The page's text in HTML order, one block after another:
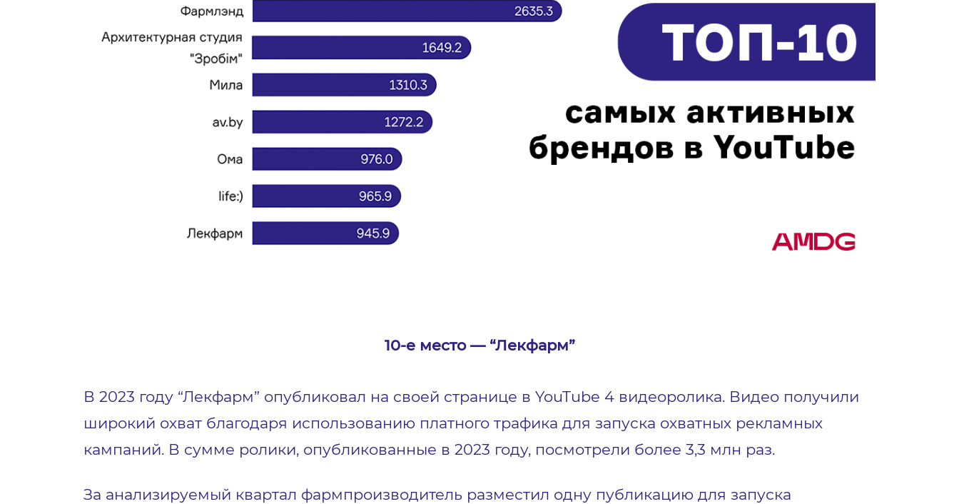
10-е место — “Лекфарм”
В 2023 году “Лекфарм” опубликовал на своей странице в YouTube 4 видеоролика. Видео получили
широкий охват благодаря использованию платного трафика для запуска охватных рекламных
кампаний. В сумме ролики, опубликованные в 2023 году, посмотрели более 3,3 млн раз.
За анализируемый квартал фармпроизводитель разместил одну публикацию для запуска